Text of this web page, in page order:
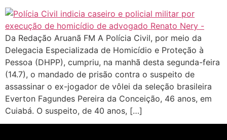
Da Redação Aruanã FM A Polícia Civil, por meio da
Delegacia Especializada de Homicídio e Proteção à
Pessoa (DHPP), cumpriu, na manhã desta segunda-feira
(14.7), o mandado de prisão contra o suspeito de
assassinar o ex-jogador de vôlei da seleção brasileira
Everton Fagundes Pereira da Conceição, 46 anos, em
Cuiabá. O suspeito, de 40 anos, […]